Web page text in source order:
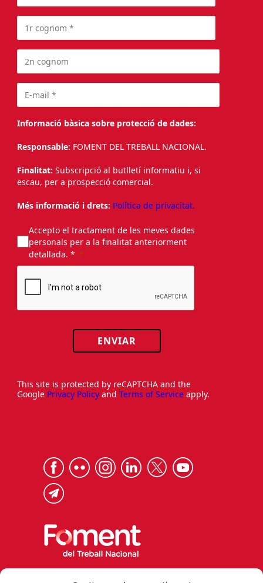
Informació bàsica sobre protecció de dades:
Responsable: FOMENT DEL TREBALL NACIONAL.
Finalitat: Subscripció al butlletí informatiu i, si
escau, per a prospecció comercial.
Més informació i drets: Política de privacitat.
Accepto el tractament de les meves dades
personals per a la finalitat anteriorment
detallada. *
ENVIAR
This site is protected by reCAPTCHA and the
Google Privacy Policy and Terms of Service apply.